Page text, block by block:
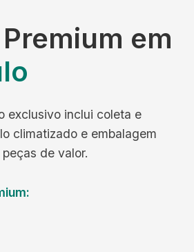
em
exclusivo inclui coleta e
climatizado e embalagem
de valor.